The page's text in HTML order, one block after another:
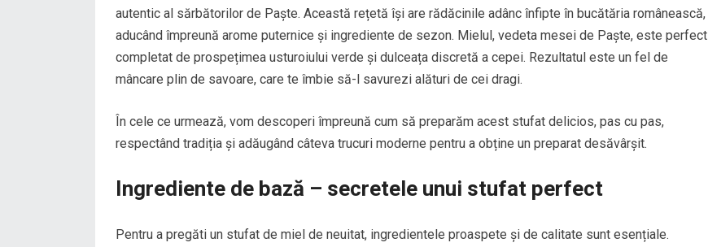
autentic al sărbătorilor de Paște. Această rețetă își are rădăcinile adânc înfipte în bucătăria românească,
aducând împreună arome puternice și ingrediente de sezon. Mielul, vedeta mesei de Paște, este perfect
completat de prospețimea usturoiului verde și dulceața discretă a cepei. Rezultatul este un fel de
mâncare plin de savoare, care te îmbie să-l savurezi alături de cei dragi.
În cele ce urmează, vom descoperi împreună cum să preparăm acest stufat delicios, pas cu pas,
respectând tradiția și adăugând câteva trucuri moderne pentru a obține un preparat desăvârșit.
Ingrediente de bază – secretele unui stufat perfect
Pentru a pregăti un stufat de miel de neuitat, ingredientele proaspete și de calitate sunt esențiale.